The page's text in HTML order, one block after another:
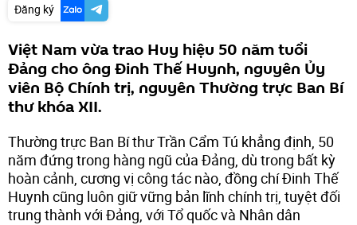
Đăng ký
Việt Nam vừa trao Huy hiệu 50 năm tuổi
Đảng cho ông Đinh Thế Huynh, nguyên Ủy
viên Bộ Chính trị, nguyên Thường trực Ban Bí
thư khóa XII.
Thường trực Ban Bí thư Trần Cẩm Tú khẳng định, 50
năm đứng trong hàng ngũ của Đảng, dù trong bất kỳ
hoàn cảnh, cương vị công tác nào, đồng chí Đinh Thế
Huynh cũng luôn giữ vững bản lĩnh chính trị, tuyệt đối
trung thành với Đảng, với Tổ quốc và Nhân dân